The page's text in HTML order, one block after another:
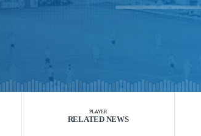
PLAYER
RELATED NEWS